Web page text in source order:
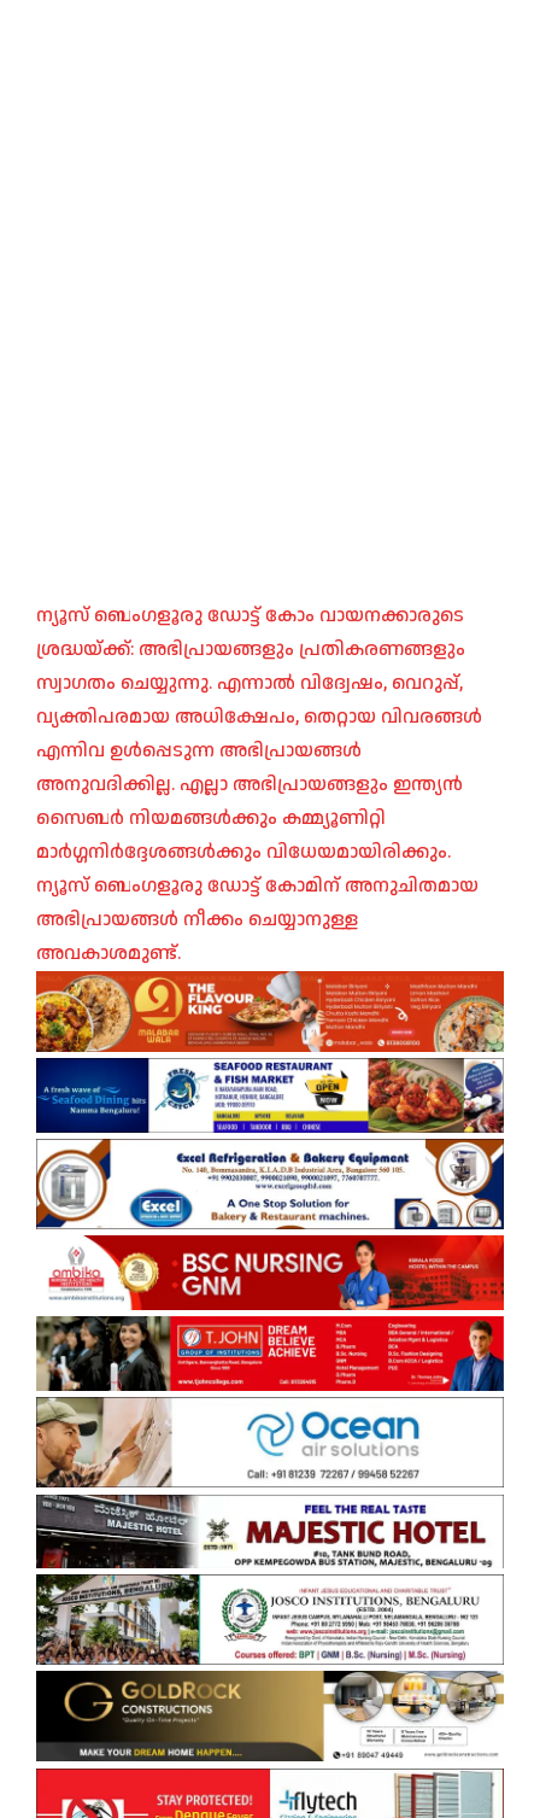
ന്യൂസ് ബെംഗളൂരു ഡോട്ട് കോം വായനക്കാരുടെ
ശ്രദ്ധയ്ക്ക്: അഭിപ്രായങ്ങളും പ്രതികരണങ്ങളും
സ്വാഗതം ചെയ്യുന്നു. എന്നാൽ വിദ്വേഷം, വെറുപ്പ്,
വ്യക്തിപരമായ അധിക്ഷേപം, തെറ്റായ വിവരങ്ങൾ
എന്നിവ ഉൾപ്പെടുന്ന അഭിപ്രായങ്ങൾ
അനുവദിക്കില്ല. എല്ലാ അഭിപ്രായങ്ങളും ഇന്ത്യൻ
സൈബർ നിയമങ്ങൾക്കും കമ്മ്യൂണിറ്റി
മാർഗ്ഗനിർദ്ദേശങ്ങൾക്കും വിധേയമായിരിക്കും.
ന്യൂസ് ബെംഗളൂരു ഡോട്ട് കോമിന് അനുചിതമായ
അഭിപ്രായങ്ങൾ നീക്കം ചെയ്യാനുള്ള
അവകാശമുണ്ട്.